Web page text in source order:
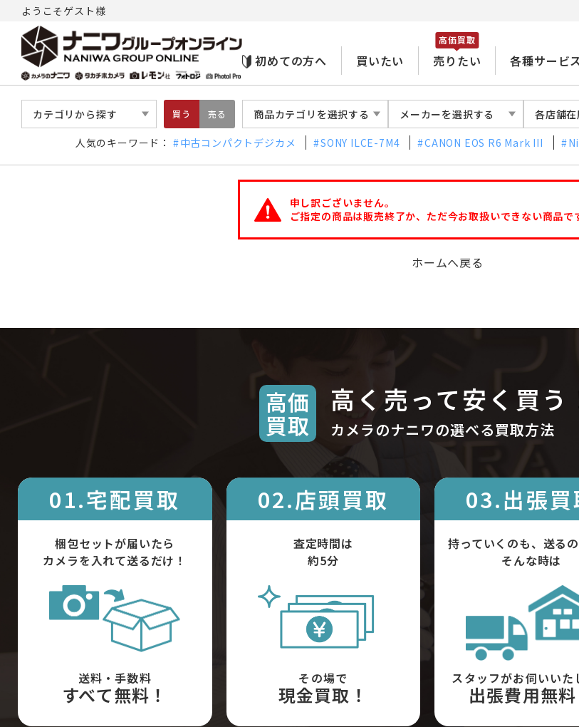
ようこそゲスト様
初めての方へ 買いたい 売りたい
高価買取
各種サービ
カテゴリから探す 買う 売る 商品カテゴリを選択する メーカーを選択する 各店舗
人気のキーワード： 中古コンパクトデジカメ SONY ILCE-7M4 CANON EOS R6 Mark III
申し訳ございません。
ご指定の商品は販売終了か、ただ今お取扱いできない商品で
ホームへ戻る
高価
買取
高く売って安く買う
カメラのナニワの選べる買取方法
01.宅配買取
梱包セットが届いたら
カメラを入れて送るだけ！
送料・手数料
すべて無料！
02.店頭買取
査定時間は
約5分
その場で
現金買取！
03.出張買
持っていくのも、送る
そんな時は
スタッフがお伺いいた
出張費用無料